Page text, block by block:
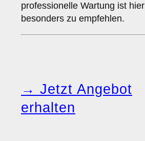
professionelle Wartung ist hier
besonders zu empfehlen.
→ Jetzt Angebot
erhalten